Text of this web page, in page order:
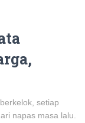
setiap
napas masa lalu.